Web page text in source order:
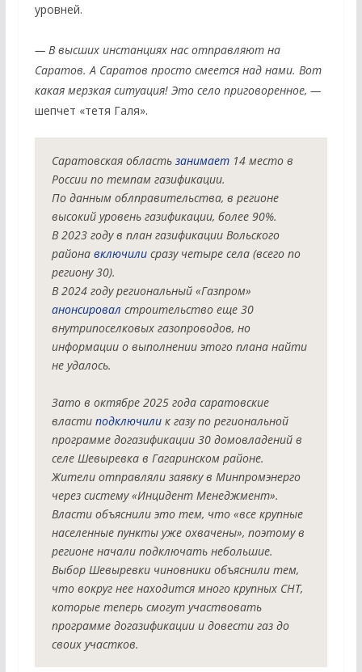
уровней.
— В высших инстанциях нас отправляют на
Саратов. А Саратов просто смеется над нами. Вот
какая мерзкая ситуация! Это село приговоренное, —
шепчет «тетя Галя».
Саратовская область занимает 14 место в
России по темпам газификации.
По данным облправительства, в регионе
высокий уровень газификации, более 90%.
В 2023 году в план газификации Вольского
района включили сразу четыре села (всего по
региону 30).
анонсировал строительство еще 30
внутрипоселковых газопроводов, но
информации о выполнении этого плана найти
не удалось.
Зато в октябре 2025 года саратовские
власти подключили к газу по региональной
программе догазификации 30 домовладений в
селе Шевыревка в Гагаринском районе.
Жители отправляли заявку в Минпромэнерго
через систему «Инцидент Менеджмент».
Власти объяснили это тем, что «все крупные
населенные пункты уже охвачены», поэтому в
регионе начали подключать небольшие.
Выбор Шевыревки чиновники объяснили тем,
что вокруг нее находится много крупных СНТ,
которые теперь смогут участвовать
программе догазификации и довести газ до
своих участков.